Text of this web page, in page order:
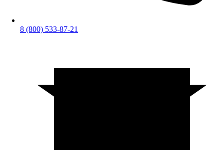
8 (800) 533-87-21